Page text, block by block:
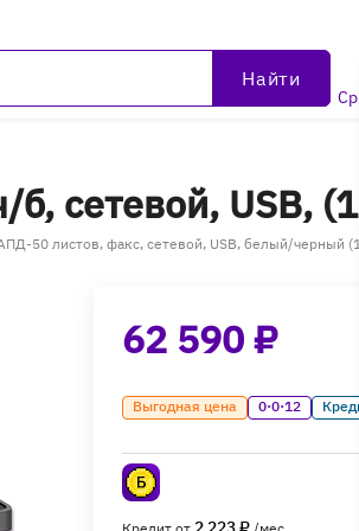
Найти
сетевой, USB,
50 листов, факс, сетевой, USB, белый/черный
62 590 ₽
Выгодная цена 0·0·12